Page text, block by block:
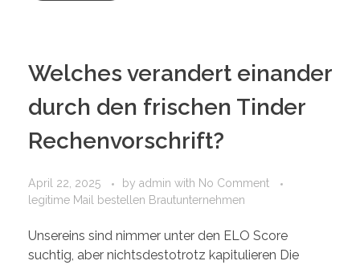
Welches verandert einander
durch den frischen Tinder
Rechenvorschrift?
April 22, 2025 by admin with No Comment
legitime Mail bestellen Brautunternehmen
Unsereins sind nimmer unter den ELO Score
suchtig, aber nichtsdestotrotz kapitulieren Die